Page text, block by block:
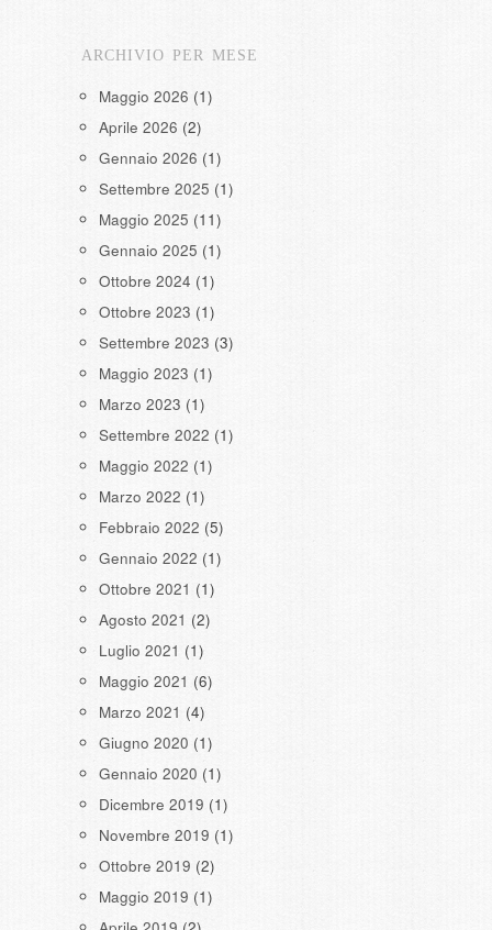
ARCHIVIO PER MESE
Maggio 2026 (1)
Aprile 2026 (2)
Gennaio 2026 (1)
Settembre 2025 (1)
Maggio 2025 (11)
Gennaio 2025 (1)
Ottobre 2024 (1)
Ottobre 2023 (1)
Settembre 2023 (3)
Maggio 2023 (1)
Marzo 2023 (1)
Settembre 2022 (1)
Maggio 2022 (1)
Marzo 2022 (1)
Febbraio 2022 (5)
Gennaio 2022 (1)
Ottobre 2021 (1)
Agosto 2021 (2)
Luglio 2021 (1)
Maggio 2021 (6)
Marzo 2021 (4)
Giugno 2020 (1)
Gennaio 2020 (1)
Dicembre 2019 (1)
Novembre 2019 (1)
Ottobre 2019 (2)
Maggio 2019 (1)